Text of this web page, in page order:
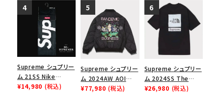
Top Tee ノースフェ
イスショートスリーブ
トップTシャツ ブラッ
ートエラ スニーカー
ブラック
Jacket アンブロ ラ
インストーン トラック
ジャケット ブラック
Supreme シュプリー
ム 21SS Nike
Lightweight Crew
¥14,980 (税込)
Supreme シュプリー
ム 2024AW AOI
Quilted Work
¥77,980 (税込)
Supreme シュプリー
ム 2024SS The
North Face S/S
¥26,980 (税込)